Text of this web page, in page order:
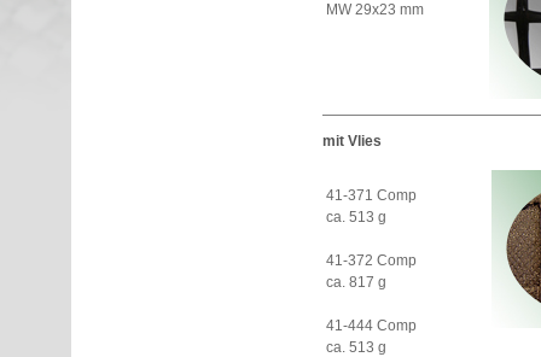
MW 29x23 mm
mit Vlies
41-371 Comp
ca. 513 g
41-372 Comp
ca. 817 g
41-444 Comp
ca. 513 g